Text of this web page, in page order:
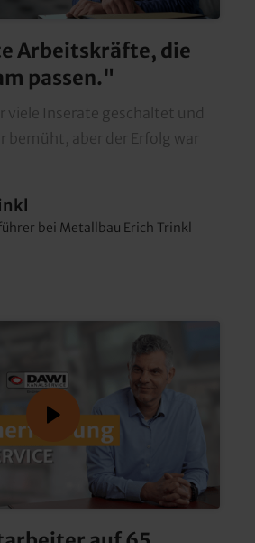
Arbeitskräfte, die
passen."
viele Inserate geschaltet und
bemüht, aber der Erfolg war
bei Metallbau Erich Trinkl